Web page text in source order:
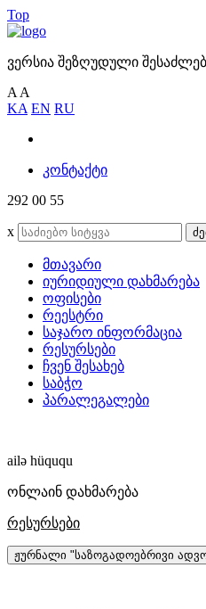
Top
ვერსია შეზღუდული
A A
KA EN RU
კონტაქტი
292 00 55
x
მთავარი
იურიდიული დახმარება
ოფისები
რეესტრი
საჯარო ინფორმაცია
რესურსები
ჩვენ შესახებ
საბჭო
პარალეგალები
ailə hüququ
ონლაინ დახმარება
რესურსები
ჟურნალი "საზოგადოებრივი